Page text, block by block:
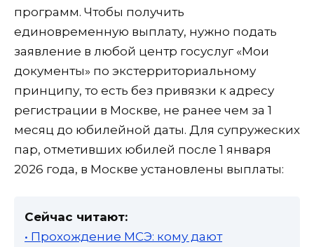
программ. Чтобы получить
единовременную выплату, нужно подать
заявление в любой центр госуслуг «Мои
документы» по экстерриториальному
принципу, то есть без привязки к адресу
регистрации в Москве, не ранее чем за 1
месяц до юбилейной даты. Для супружеских
пар, отметивших юбилей после 1 января
2026 года, в Москве установлены выплаты:
Сейчас читают:
• Прохождение МСЭ: кому дают